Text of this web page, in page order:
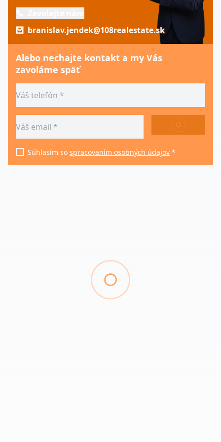
branislav.jendek@108realestate.sk
Alebo nechajte kontakt a my Vás
zavoláme späť
ODOSLAŤ
Súhlasím so spracovaním osobných údajov *